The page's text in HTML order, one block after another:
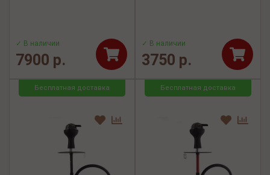
✓ В наличии
7900 р.
✓ В наличии
3750 р.
Бесплатная доставка Бесплатная доставка